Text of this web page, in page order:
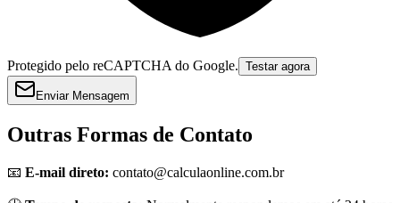
Protegido pelo reCAPTCHA do Google. Testar agora
Enviar Mensagem
Outras Formas de Contato
📧 E-mail direto: contato@calculaonline.com.br